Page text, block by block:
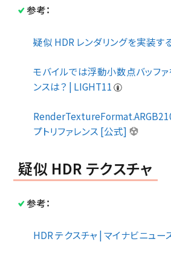
参考：
疑似 HDR レンダリングを実装す
モバイルでは浮動小数点バッファ
ンスは？ | LIGHT11
プトリファレンス [公式]
疑似 HDR テクスチャ
参考：
HDR テクスチャ | マイナビニュー